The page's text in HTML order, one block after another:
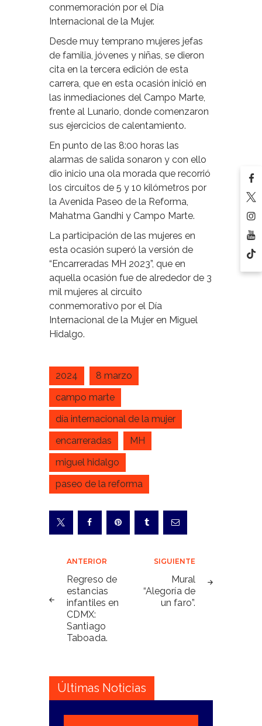
conmemoración por el Día
Internacional de la Mujer.
Desde muy temprano mujeres jefas
de familia, jóvenes y niñas, se dieron
cita en la tercera edición de esta
carrera, que en esta ocasión inició en
las inmediaciones del Campo Marte,
frente al Lunario, donde comenzaron
sus ejercicios de calentamiento.
En punto de las 8:00 horas las
alarmas de salida sonaron y con ello
dio inicio una ola morada que recorrió
los circuitos de 5 y 10 kilómetros por
la Avenida Paseo de la Reforma,
Mahatma Gandhi y Campo Marte.
La participación de las mujeres en
esta ocasión superó la versión de
“Encarreradas MH 2023”, que en
aquella ocasión fue de alrededor de 3
mil mujeres al circuito
conmemorativo por el Día
Internacional de la Mujer en Miguel
Hidalgo.
2024
8 marzo
campo marte
día internacional de la mujer
encarreradas
MH
miguel hidalgo
paseo de la reforma
Navegación
de
entradas
ANTERIOR
Regreso de
estancias
infantiles en
CDMX:
Santiago
Taboada.
SIGUIENTE
Mural
“Alegoría de
un faro”.
Últimas Noticias